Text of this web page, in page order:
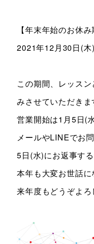
お問い合わせ
【年末年始のお休み
2021年12月30日(
この期間、レッス
みさせていただきま
営業開始は1月5日(
メールやLINEでお
5日(水)にお返事する
本年も大変お世話に
来年度もどうぞよろ